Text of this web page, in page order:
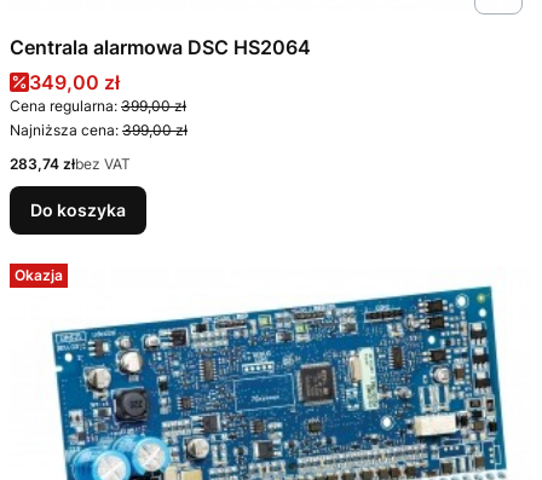
Centrala alarmowa DSC HS2064
Cena promocyjna
349,00 zł
Cena regularna: 399,00 zł
Najniższa cena: 399,00 zł
Cena
283,74 złbez VAT
Do koszyka
Okazja